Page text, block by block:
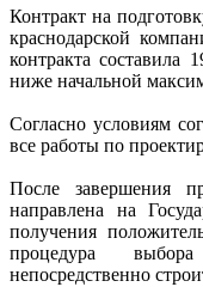
Контракт на
краснодарской
контракта
ниже начальной
Согласно условиям
все работы по
После завершения
направлена на
получения
процедура
непосредственно